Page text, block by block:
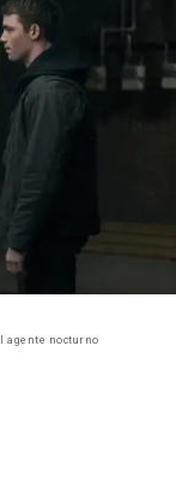
agente nocturno